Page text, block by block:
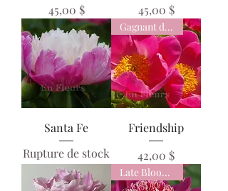
Prix
45,00 $
Prix
45,00 $
Santa Fe
Rupture de stock
Gagnant du prix
Friendship
Prix
42,00 $
Late Bloomer